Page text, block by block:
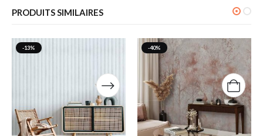
PRODUITS SIMILAIRES
-13% -40%